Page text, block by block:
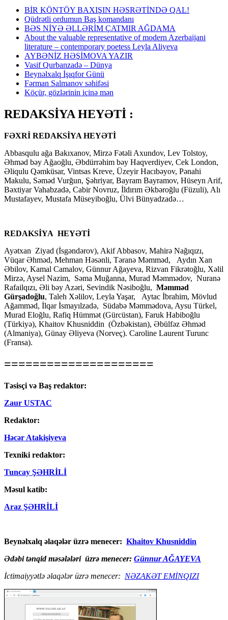
BİR KÖNTÖY BAXIŞIN HƏSRƏTİNDƏ QAL!
Qüdrətli ordumun Baş komandanı
BƏS NİYƏ ƏLLƏRİM ÇATMIR AĞDAMA
About the valuable representative of modern Azerbaijani
literature – contemporary poetess Leyla Aliyeva
AYBƏNİZ HƏŞİMOVA YAZIR
Vasif Qurbanzadə – Dünya
Beynəlxalq İşıqfor Günü
Fərman Salmanov səhifəsi
Köçür, gözlərinin içinə mən
REDAKSİYA HEYƏTİ :
FƏXRİ REDAKSİYA HEYƏTİ
Abbasqulu ağa Bakıxanov, Mirzə Fətəli Axundov, Lev Tolstoy,
Əhməd bəy Ağaoğlu, Əbdürrəhim bəy Haqverdiyev, Cek London,
Əliqulu Qəmküsar, Vintsas Kreve, Üzeyir Hacıbəyov, Pənahi
Makulu, Səməd Vurğun, Şəhriyar, Bayram Bayramov, Hüseyn Arif,
Bəxtiyar Vahabzadə, Cabir Novruz, İldırım Əkbəroğlu (Füzuli), Alı
Mustafayev, Mustafa Müseyiboğlu, Ülvi Bünyadzadə…
REDAKSİYA HEYƏTİ
Ayətxan Ziyad (İsgəndərov), Akif Abbasov, Mahirə Nağıqızı,
Vüqar Əhməd, Mehman Həsənli, Təranə Məmməd, Aydın Xan
Əbilov, Kamal Camalov, Günnur Ağayeva, Rizvan Fikrətoğlu, Xəlil
Mirzə, Aysel Nazim, Səma Muğanna, Murad Məmmədov, Nuranə
Rafailqızı, Əli bəy Azəri, Sevindik Nəsiboğlu, Məmməd
Gürşadoğlu, Taleh Xəlilov, Leyla Yaşar, Aytac İbrahim, Mövlud
Ağamməd, İlqar İsmayılzadə, Südabə Məmmədova, Aysu Türkel,
Murad Eloğlu, Rafiq Hümmət (Gürcüstan), Faruk Habiboğlu
(Türkiyə), Khaitov Khusniddin (Özbəkistan), Əbülfəz Əhməd
(Almaniya), Günay Əliyeva (Norveç). Caroline Laurent Turunc
(Fransa).
=====================
Təsisçi və Baş redaktor:
Zaur USTAC
Redaktor:
Həcər Atakişiyeva
Texniki redaktor:
Tuncay ŞƏHRİLİ
Məsul katib:
Araz ŞƏHRİLİ
Beynəlxalq əlaqələr üzrə menecer: Khaitov Khusniddin
Ədəbi tənqid məsələləri üzrə menecer: Günnur AĞAYEVA
İctimaiyyətlə əlaqələr üzrə menecer: NƏZAKƏT EMİNQIZI